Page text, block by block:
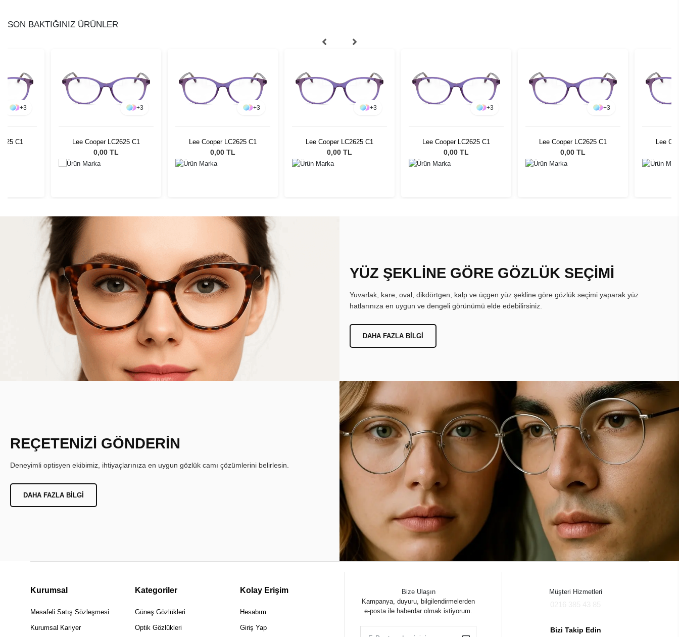
SON BAKTIĞINIZ ÜRÜNLER
+3
C1
+3
Lee Cooper LC2625 C1
0,00 TL
+3
Lee Cooper LC2625 C1
0,00 TL
+3
Lee Cooper LC2625 C1
0,00 TL
+3
Lee Cooper LC2625 C1
0,00 TL
+3
Lee Cooper LC2625 C1
0,00 TL
Lee
YÜZ ŞEKLİNE GÖRE GÖZLÜK SEÇİMİ
Yuvarlak, kare, oval, dikdörtgen, kalp ve üçgen yüz şekline göre gözlük seçimi yaparak yüz
hatlarınıza en uygun ve dengeli görünümü elde edebilirsiniz.
DAHA FAZLA BILGI
REÇETENİZİ GÖNDERİN
Deneyimli optisyen ekibimiz, ihtiyaçlarınıza en uygun gözlük camı çözümlerini belirlesin.
DAHA FAZLA BILGI
Kurumsal
Mesafeli Satış Sözleşmesi
Kurumsal Kariyer
Kategoriler
Güneş Gözlükleri
Optik Gözlükleri
Kolay Erişim
Hesabım
Giriş Yap
Bize Ulaşın
Kampanya, duyuru, bilgilendirmelerden
e-posta ile haberdar olmak istiyorum.
Müşteri Hizmetleri
Bizi Takip Edin